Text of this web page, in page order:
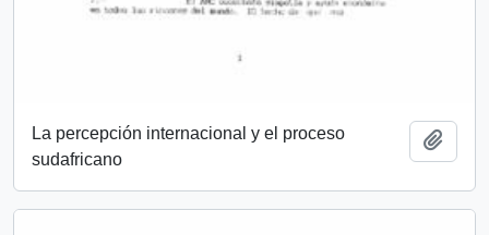
La percepción internacional y el proceso
sudafricano